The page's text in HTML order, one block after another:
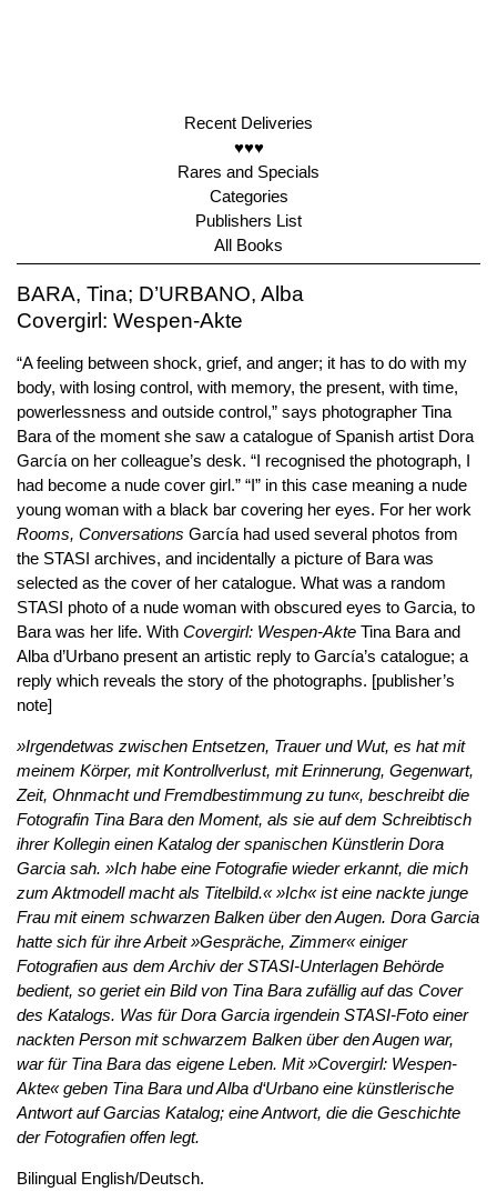
Recent Deliveries
♥♥♥
Rares and Specials
Categories
Publishers List
All Books
BARA, Tina; D’URBANO, Alba
Covergirl: Wespen-Akte
“A feeling between shock, grief, and anger; it has to do with my
body, with losing control, with memory, the present, with time,
powerlessness and outside control,” says photographer Tina
Bara of the moment she saw a catalogue of Spanish artist Dora
García on her colleague’s desk. “I recognised the photograph, I
had become a nude cover girl.” “I” in this case meaning a nude
young woman with a black bar covering her eyes. For her work
Rooms, Conversations García had used several photos from
the STASI archives, and incidentally a picture of Bara was
selected as the cover of her catalogue. What was a random
STASI photo of a nude woman with obscured eyes to Garcia, to
Bara was her life. With Covergirl: Wespen-Akte Tina Bara and
Alba d’Urbano present an artistic reply to García’s catalogue; a
reply which reveals the story of the photographs. [publisher’s
note]
»Irgendetwas zwischen Entsetzen, Trauer und Wut, es hat mit
meinem Körper, mit Kontrollverlust, mit Erinnerung, Gegenwart,
Zeit, Ohnmacht und Fremdbestimmung zu tun«, beschreibt die
Fotografin Tina Bara den Moment, als sie auf dem Schreibtisch
ihrer Kollegin einen Katalog der spanischen Künstlerin Dora
Garcia sah. »Ich habe eine Fotografie wieder erkannt, die mich
zum Aktmodell macht als Titelbild.« »Ich« ist eine nackte junge
Frau mit einem schwarzen Balken über den Augen. Dora Garcia
hatte sich für ihre Arbeit »Gespräche, Zimmer« einiger
Fotografien aus dem Archiv der STASI-Unterlagen Behörde
bedient, so geriet ein Bild von Tina Bara zufällig auf das Cover
des Katalogs. Was für Dora Garcia irgendein STASI-Foto einer
nackten Person mit schwarzem Balken über den Augen war,
war für Tina Bara das eigene Leben. Mit »Covergirl: Wespen-
Akte« geben Tina Bara und Alba d‘Urbano eine künstlerische
Antwort auf Garcias Katalog; eine Antwort, die die Geschichte
der Fotografien offen legt.
Bilingual English/Deutsch.